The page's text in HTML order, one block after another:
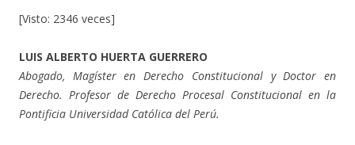
[Visto: 2346 veces]
LUIS ALBERTO HUERTA GUERRERO
Abogado, Magíster en Derecho Constitucional y Doctor en
Derecho. Profesor de Derecho Procesal Constitucional en la
Pontificia Universidad Católica del Perú.